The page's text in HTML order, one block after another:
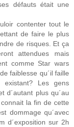
défauts était une
contenter tout le
de faire le plus
de risques. Et ça
attendues mais
comme Star wars
faiblesse qu´il faille
Les gens
d´autant plus qu´au
la fin de cette
dommage qu´avec
d´exposition sur 2h